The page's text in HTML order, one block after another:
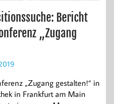
Bericht
„Zugang
„Zugang gestalten!“ in
in Frankfurt am Main